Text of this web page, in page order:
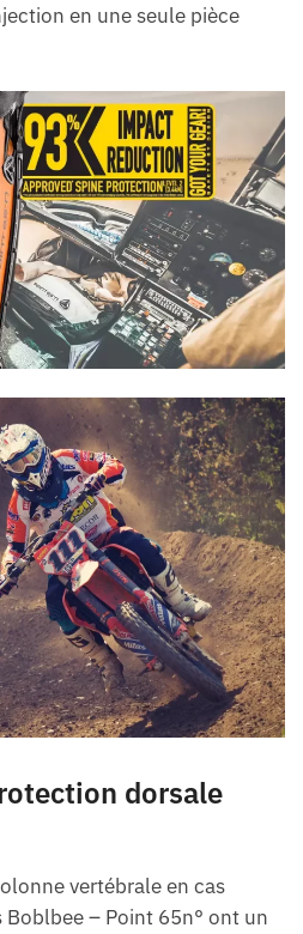
en une seule pièce
dorsale
vertébrale en cas
Boblbee – Point 65n° ont un